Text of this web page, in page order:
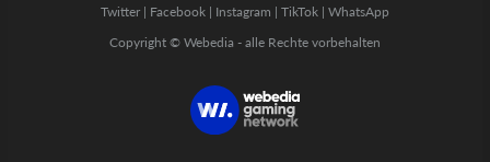
Twitter | Facebook | Instagram | TikTok | WhatsApp
Copyright © Webedia - alle Rechte vorbehalten